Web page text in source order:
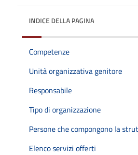
INDICE DELLA PAGINA
Competenze
Unità organizzativa genitore
Responsabile
Tipo di organizzazione
Persone che compongono la
Elenco servizi offerti